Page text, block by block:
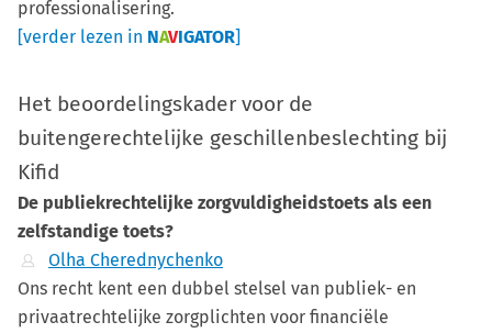
professionalisering.
[verder lezen in NAVIGATOR]
Het beoordelingskader voor de
buitengerechtelijke geschillenbeslechting bij
Kifid
De publiekrechtelijke zorgvuldigheidstoets als een
zelfstandige toets?
Olha Cherednychenko
Ons recht kent een dubbel stelsel van publiek- en
privaatrechtelijke zorgplichten voor financiële